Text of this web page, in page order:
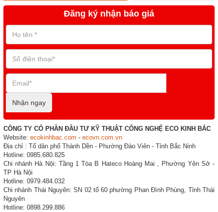
Đăng ký nhận báo giá
Nhận ngay
CÔNG TY CỔ PHẦN ĐẦU TƯ KỸ THUẬT CÔNG NGHỆ ECO KINH BẮC
Website: ecokinhbac.com - ecovn.com.vn
Địa chỉ : Tổ dân phố Thành Dền - Phường Đào Viên - Tỉnh Bắc Ninh
Hotline: 0985.680.825
Chi nhánh Hà Nội: Tầng 1 Tòa B Hateco Hoàng Mai , Phường Yên Sở -
TP Hà Nội
Hotline: 0979.484.032
Chi nhánh Thái Nguyên: SN 02 tổ 60 phường Phan Đình Phùng, Tỉnh Thái
Nguyên
Hotline: 0898.299.886